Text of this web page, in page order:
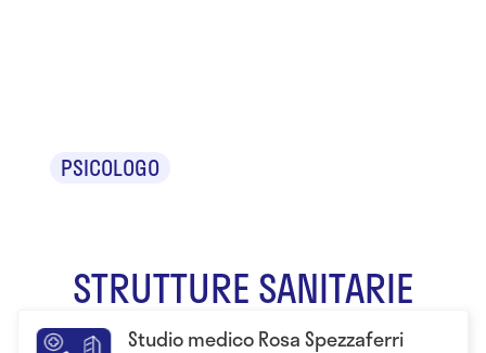
PSICOLOGO
STRUTTURE SANITARIE
Studio medico Rosa Spezzaferri